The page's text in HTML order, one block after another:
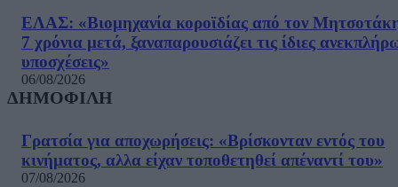
ΕΛΑΣ: «Βιομηχανία κοροϊδίας από τον
7 χρόνια μετά, ξαναπαρουσιάζει τις ίδιες
υποσχέσεις»
06/08/2026
ΔΗΜΟΦΙΛΗ
Γρατσία για αποχωρήσεις: «Bρίσκονταν εντός του
κινήματος, αλλα είχαν τοποθετηθεί απέναντί του»
07/08/2026